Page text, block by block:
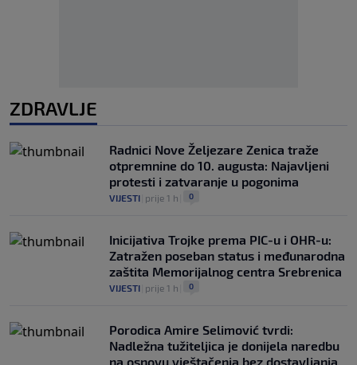
ZDRAVLJE
Radnici Nove Željezare Zenica traže
otpremnine do 10. augusta: Najavljeni
protesti i zatvaranje u pogonima
VIJESTI prije 1 h 0
Inicijativa Trojke prema PIC-u i OHR-u:
Zatražen poseban status i međunarodna
zaštita Memorijalnog centra Srebrenica
VIJESTI prije 1 h 0
Porodica Amire Selimović tvrdi:
Nadležna tužiteljica je donijela naredbu
na osnovu vještačenja bez dostavljanja